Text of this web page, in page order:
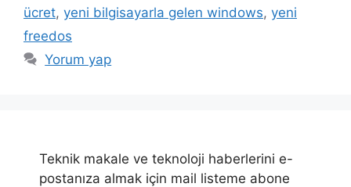
ücret, yeni bilgisayarla gelen windows, yeni
freedos
Yorum yap
Teknik makale ve teknoloji haberlerini e-
postanıza almak için mail listeme abone